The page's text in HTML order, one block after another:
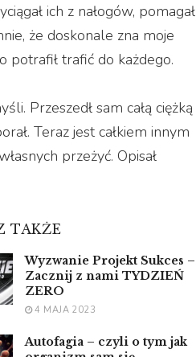
ich z nałogów, pomagał
że doskonale zna moje
potrafił trafić do każdego.
Przeszedł sam całą ciężką
Teraz jest całkiem innym
przeżyć. Opisał
TAKŻE
Wyzwanie Projekt Sukces –
Zacznij z nami TYDZIEŃ
ZERO
4 MAJA 2023
Autofagia – czyli o tym jak